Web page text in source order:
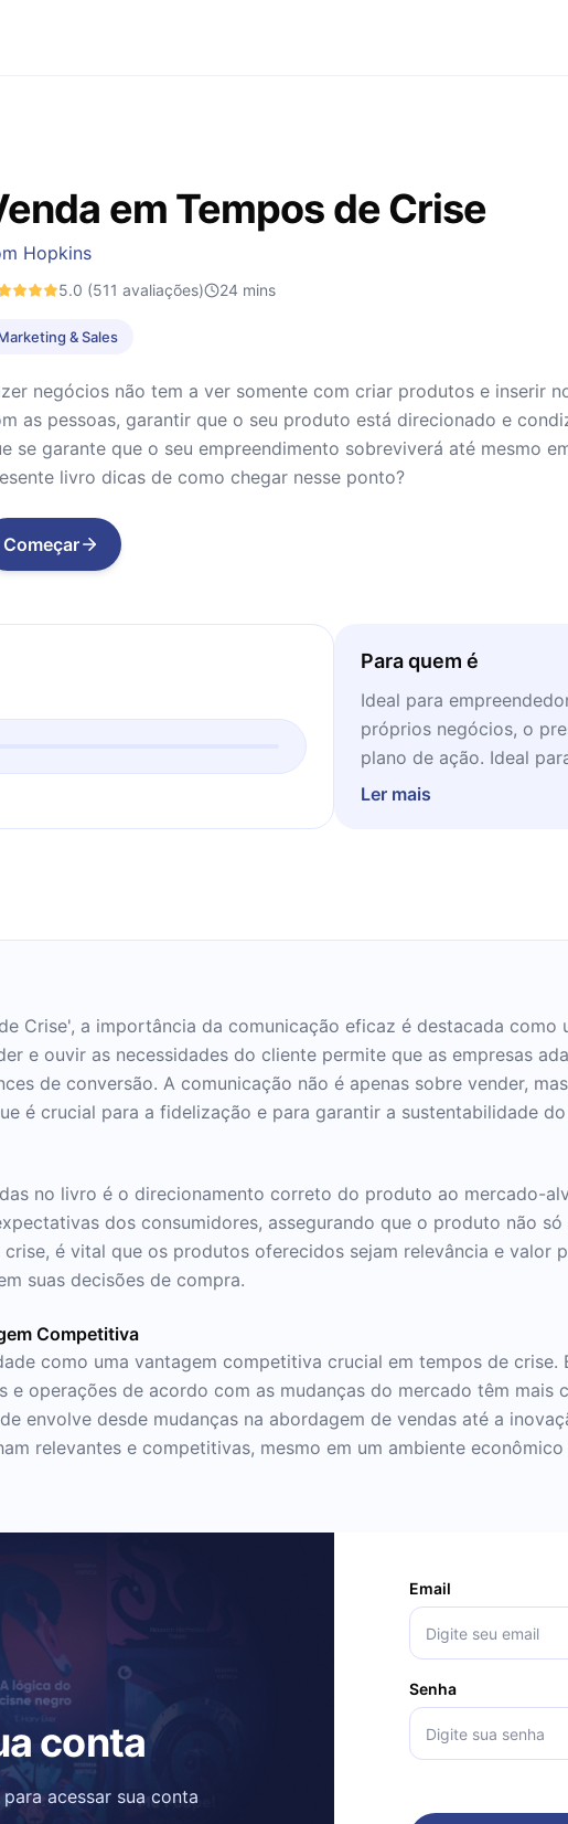
em Tempos de Crise
Hopkins
5.0 (511 avaliações) 24 mins
& Sales
negócios não tem a ver somente com criar produtos e inserir
as pessoas, garantir que o seu produto está direcionado e
se garante que o seu empreendimento sobreviverá até mesmo
livro dicas de como chegar nesse ponto?
Começar
Para quem é
Ideal para
próprios negócios, o
plano de ação. Ideal
e estudo.
Ler mais
Crise', a importância da comunicação eficaz é destacada como
e ouvir as necessidades do cliente permite que as empresas
de conversão. A comunicação não é apenas sobre vender,
é crucial para a fidelização e para garantir a sustentabilidade
no livro é o direcionamento correto do produto ao mercado-
dos consumidores, assegurando que o produto não
é vital que os produtos oferecidos sejam relevância e valor
suas decisões de compra.
Competitiva
como uma vantagem competitiva crucial em tempos de crise.
e operações de acordo com as mudanças do mercado têm mais
envolve desde mudanças na abordagem de vendas até a
relevantes e competitivas, mesmo em um ambiente
conta
acessar sua conta
Email
Senha